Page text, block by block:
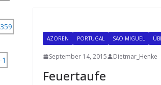
AZOREN PORTUGAL SAO MIGUEL
September 14, 2015 Dietmar_Henke
Feuertaufe